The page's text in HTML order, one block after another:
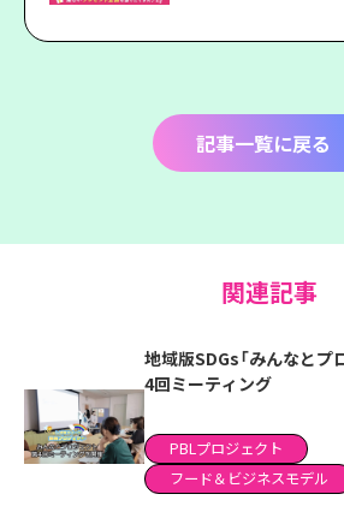
記事一覧に戻る
関連記事
地域版SDGs「みんなと
4回ミーティング
PBLプロジェクト
フード＆ビジネスモデル